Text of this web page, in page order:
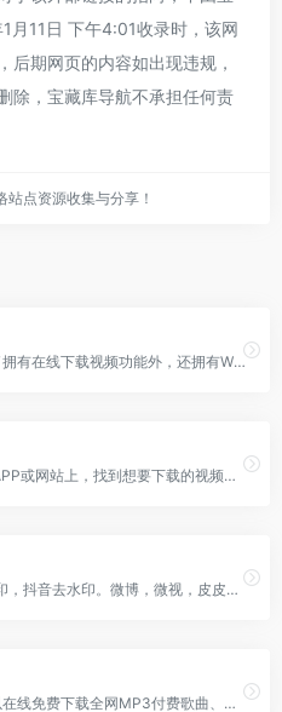
月11日 下午4:01收录时，该网
后期网页的内容如出现违规，
除，宝藏库导航不承担任何责
点资源收集与分享！
专业的视频解析网站，除了拥有在线下载视频功能外，还拥有Windows和Mac的客户端，旗下也拥有录制屏幕视频和DVD刻录等软件。
在哔哩哔哩(bilibili、B站) APP或网站上，找到想要下载的视频，复制视频页面链接，回到SnapAny，将刚才复制的链接粘贴到上面的输入框，点击解析按钮，稍等几秒，解析成功后会返回高清视频和图片，点击下载即可。
KuKuTool，免费快手去水印，抖音去水印。微博，微视，皮皮虾等短视频去水印工具，免费支持批量解析任何抖音短视频，并且解析出来的视频没有水印，去水印小程序。手机、平板、电脑上都可以用的辅助下载工具。轻松一键保存无水印抖音短视频到手机相册或电脑本地。
放屁网在线音乐搜索，可以在线免费下载全网MP3付费歌曲、流行音乐、经典老歌等。曲库完整，更新迅速，试听流畅，支持高品质|无损音质~